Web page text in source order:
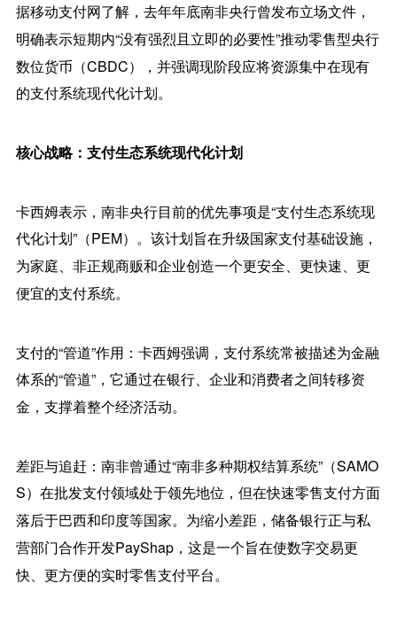
据移动支付网了解，去年年底南非央行曾发布立场文件，
明确表示短期内“没有强烈且立即的必要性”推动零售型央行
数位货币（CBDC），并强调现阶段应将资源集中在现有
的支付系统现代化计划。
核心战略：支付生态系统现代化计划
卡西姆表示， 南非央行目前的优先事项是“支付生态系统现
代化计划”（PEM）。该计划旨在升级国家支付基础设施，
为家庭、非正规商贩和企业创造一个更安全、更快速、更
便宜的支付系统。
支付的“管道”作用： 卡西姆强调，支付系统常被描述为金融
体系的“管道”，它通过在银行、企业和消费者之间转移资
金，支撑着整个经济活动。
差距与追赶： 南非曾通过“南非多种期权结算系统”（SAMO
S）在批发支付领域处于领先地位，但在快速零售支付方面
落后于巴西和印度等国家。为缩小差距，储备银行正与私
营部门合作开发PayShap，这是一个旨在使数字交易更
快、更方便的实时零售支付平台。